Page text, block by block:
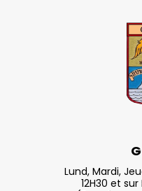
Lund, Mardi,
12H30 et sur